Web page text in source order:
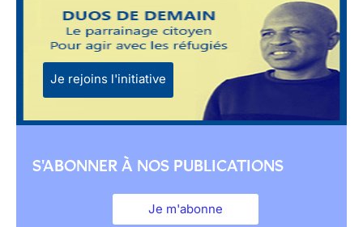
Je rejoins l'initiative
S'ABONNER À NOS PUBLICATIONS
Je m'abonne